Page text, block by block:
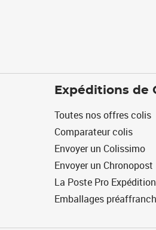
Expéditions de
Toutes nos offres colis
Comparateur colis
Envoyer un Colissimo
Envoyer un Chronopost
La Poste Pro
Emballages